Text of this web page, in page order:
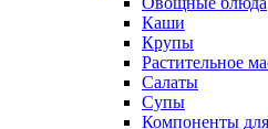
Каши
Крупы
Растительное
Салаты
Супы
Компоненты